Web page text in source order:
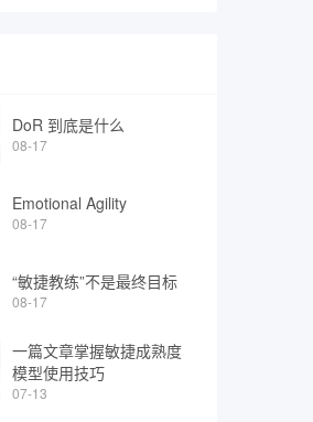
DoR 到底是什么
08-17
Emotional Agility
08-17
“敏捷教练”不是最终目标
08-17
一篇文章掌握敏捷成熟度
模型使用技巧
07-13